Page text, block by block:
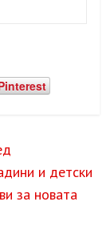
и детски
за новата